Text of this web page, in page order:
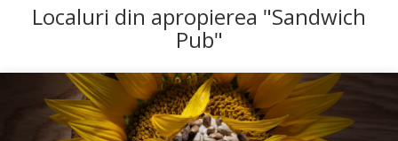
Localuri din apropierea "Sandwich
Pub"